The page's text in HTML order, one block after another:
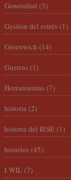
Generalitat (3)
Gestión del estrés (1)
Greenwich (14)
Guerras (1)
Herramientas (7)
historia (2)
historia del IESE (1)
horarios (45)
I WIL (7)